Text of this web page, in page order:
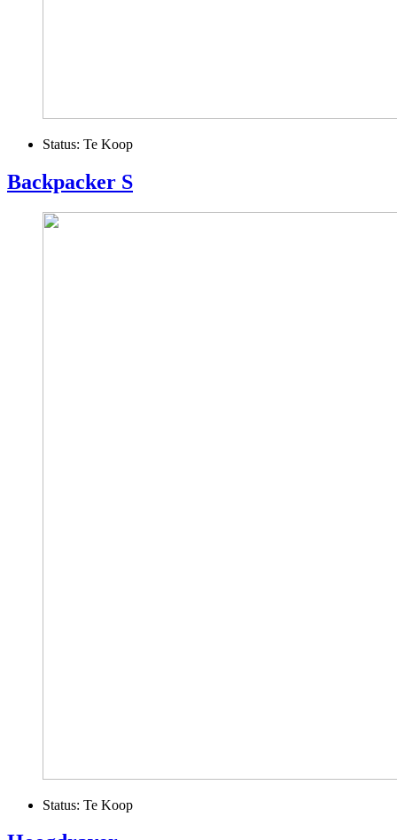
Status: Te Koop
Backpacker S
Status: Te Koop